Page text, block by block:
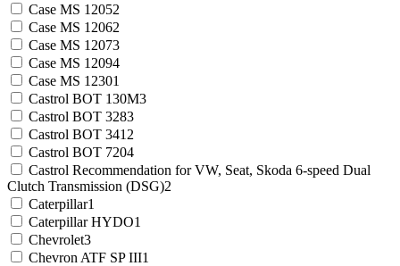
Case MS 12052
Case MS 12062
Case MS 12073
Case MS 12094
Case MS 12301
Castrol BOT 130M3
Castrol BOT 3283
Castrol BOT 341 2
Castrol BOT 7204
Castrol Recommendation for VW, Seat, Skoda 6-speed Dual
Clutch Transmission (DSG)2
Caterpillar1
Caterpillar HYDO1
Chevrolet3
Chevron ATF SP III1